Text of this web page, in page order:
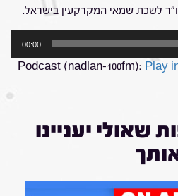
לשכת שמאי המקרקעין בישראל.
00:00
Podcast (nadlan-100fm): Play
שאולי יעניינו